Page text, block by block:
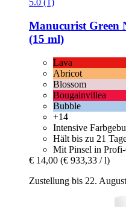
5.0 (1)
Manucurist Green
(15 ml)
Lava
Abricot
Blossom
Bougainvillea
Bubble
+14
Intensive
Hält bis zu 21
Mit Pinsel in
€ 14,00 (€ 933,33 / l)
Zustellung bis 22. August